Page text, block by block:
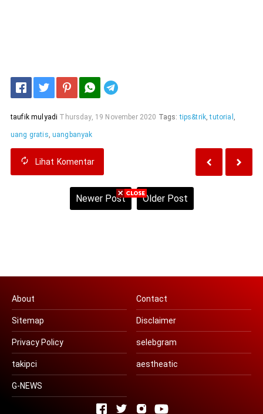
taufik mulyadi Thursday, 19 November 2020 Tags:tips&trik,tutorial ,
uang gratis,uangbanyak
Lihat Komentar
Newer Post Older Post
About Contact
Sitemap Disclaimer
Privacy Policy selebgram
takipci aestheatic
G-NEWS